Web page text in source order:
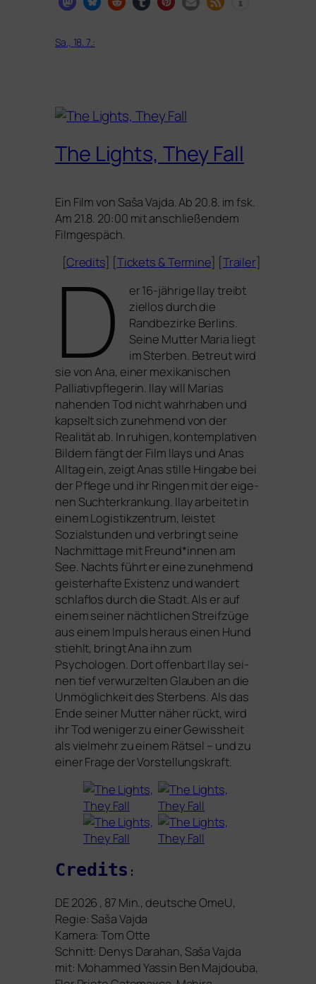
Sa., 18. 7.:
The Lights, They Fall
Ein Film von Saša Vajda. Ab 20.8. im fsk.
Am 21.8. 20:00 mit anschlie­ßen­dem
Filmgespäch.
[Credits] [Tickets &Termine] [Trailer]
D
er 16-jäh­ri­ge Ilay treibt
ziel­los durch die
Randbezirke Berlins.
Seine Mutter Maria liegt
im Sterben. Betreut wird
sie von Ana, einer mexi­ka­ni­schen
Palliativpflegerin. Ilay will Marias
nahen­den Tod nicht wahr­ha­ben und
kap­selt sich zuneh­mend von der
Realität ab. In ruhi­gen, kon­tem­pla­ti­ven
Bildern fängt der Film Ilays und Anas
Alltag ein, zeigt Anas stil­le Hingabe bei
der Pflege und ihr Ringen mit der eige­
nen Suchterkrankung. Ilay arbei­tet in
einem Logistikzentrum, leis­tet
Sozialstunden und ver­bringt sei­ne
Nachmittage mit Freund*innen am
See. Nachts führt er eine zuneh­mend
geis­ter­haf­te Existenz und wan­dert
schlaf­los durch die Stadt. Als er auf
einem sei­ner nächt­li­chen Streifzüge
aus einem Impuls her­aus einen Hund
stiehlt, bringt Ana ihn zum
Psychologen. Dort offen­bart Ilay sei­
nen tief ver­wur­zel­ten Glauben an die
Unmöglichkeit des Sterbens. Als das
Ende sei­ner Mutter näher rückt, wird
ihr Tod weni­ger zu einer Gewissheit
als viel­mehr zu einem Rätsel – und zu
einer Frage der Vorstellungskraft.
Credits :
DE2026 , 87 Min., deut­sche OmeU,
Regie: Saša Vajda
Kamera:Tom Otte
Schnitt: Denys Darahan, Saša Vajda
mit: Mohammed Yassin Ben Majdouba,